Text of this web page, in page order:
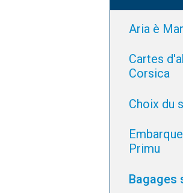
Aria è
Cartes
Corsica
Choix du
Primu
Bagages